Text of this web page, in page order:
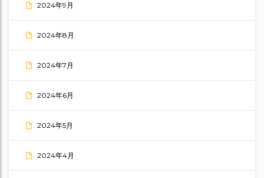
2024年9月
2024年8月
2024年7月
2024年6月
2024年5月
2024年4月